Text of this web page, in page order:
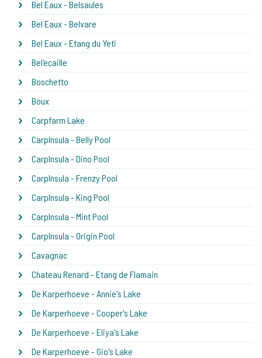
Bel Eaux - Belsaules
Bel Eaux - Belvare
Bel Eaux - Etang du Yeti
Bel'ecaille
Boschetto
Boux
Carpfarm Lake
CarpInsula - Belly Pool
CarpInsula - Dino Pool
CarpInsula - Frenzy Pool
CarpInsula - King Pool
CarpInsula - Mint Pool
CarpInsula - Origin Pool
Cavagnac
Chateau Renard - Etang de Flamain
De Karperhoeve - Annie's Lake
De Karperhoeve - Cooper's Lake
De Karperhoeve - Eliya's Lake
De Karperhoeve - Gio's Lake